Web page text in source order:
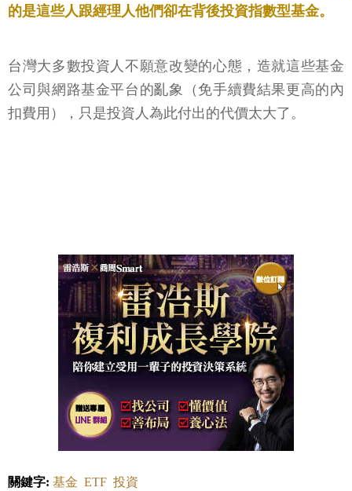
的是這些人跟經理人他們卻在背後投資指數型基金。
台灣大多數投資人不願意改變的心態，造就這些基金
公司與網路基金平台的亂象（免手續費結果更高的內
扣費用），只是投資人為此付出的代價太大了。
關鍵字: 基金 ETF 投資